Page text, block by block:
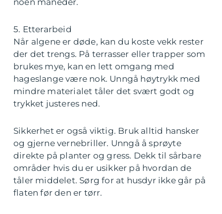
noen måneder.
5. Etterarbeid
Når algene er døde, kan du koste vekk rester
der det trengs. På terrasser eller trapper som
brukes mye, kan en lett omgang med
hageslange være nok. Unngå høytrykk med
mindre materialet tåler det svært godt og
trykket justeres ned.
Sikkerhet er også viktig. Bruk alltid hansker
og gjerne vernebriller. Unngå å sprøyte
direkte på planter og gress. Dekk til sårbare
områder hvis du er usikker på hvordan de
tåler middelet. Sørg for at husdyr ikke går på
flaten før den er tørr.